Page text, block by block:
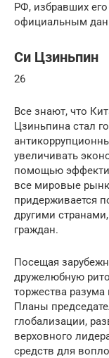
РФ, избравших
официальным
Си Цзиньпин
26
Все знают, что
Цзиньпина стал
увеличивать
помощью
все мировые
придерживается
другими
граждан.
Посещая
дружелюбную
торжества
Планы
глобализации,
верховного
средств для